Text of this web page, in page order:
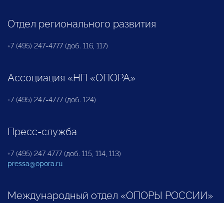
Отдел регионального развития
+7 (495) 247-4777 (доб. 116, 117)
Ассоциация «НП «ОПОРА»
+7 (495) 247-4777 (доб. 124)
Пресс-служба
+7 (495) 247 4777 (доб. 115, 114, 113)
pressa@opora.ru
Международный отдел «ОПОРЫ РОССИИ»